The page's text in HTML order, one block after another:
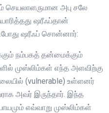
செயலாளருமான அபு சலே
ஷரீஃப்தான்
ஷரீஃப் சொன்னார்:
நம்பகத் தன்மைக்கும்
முஸ்லிம்கள் எந்த அளவிற்கு
(vulnerable) உள்ளனர்
அவர் இருந்தார். இந்த
எவ்வாறு முஸ்லிம்கள்